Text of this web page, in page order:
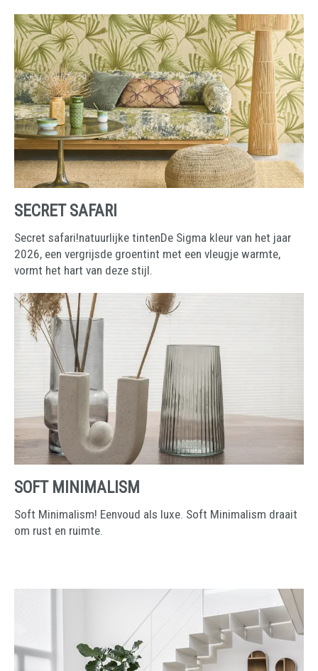
SECRET SAFARI
Secret safari!natuurlijke tintenDe Sigma kleur van het jaar
2026, een vergrijsde groentint met een vleugje warmte,
vormt het hart van deze stijl.
SOFT MINIMALISM
Soft Minimalism! Eenvoud als luxe. Soft Minimalism draait
om rust en ruimte.